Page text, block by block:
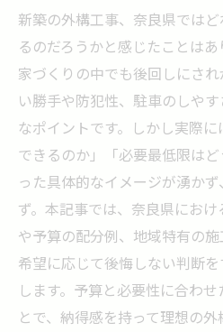
新築の外構工事、奈良県では
るのだろうかと感じたことは
家づくりの中でも後回しにさ
い勝手や防犯性、駐車のしや
なポイントです。しかし実際
できるのか」「必要最低限は
った具体的なイメージが湧か
ず。本記事では、奈良県にお
や予算の配分例、地域特有の
希望に応じて後悔しない判断
します。予算と必要性に合わ
とで、納得感を持って理想の